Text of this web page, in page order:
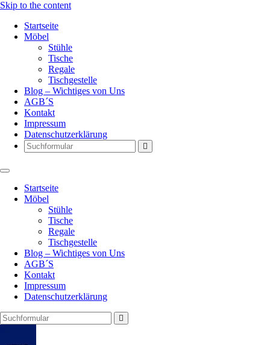
Skip to the content
Startseite
Möbel
Stühle
Tische
Regale
Tischgestelle
Blog – Wichtiges von Uns
AGB´S
Kontakt
Impressum
Datenschutzerklärung
Search
Startseite
Möbel
Stühle
Tische
Regale
Tischgestelle
Blog – Wichtiges von Uns
AGB´S
Kontakt
Impressum
Datenschutzerklärung
Search